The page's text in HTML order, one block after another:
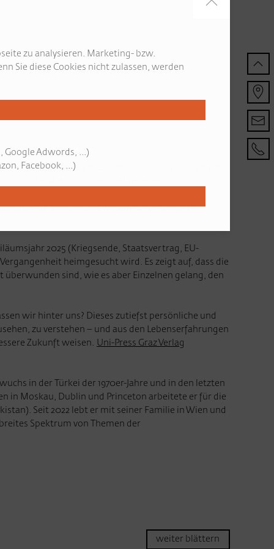
Generationen. Es erzählt von den Narben einer
diese Engführung wird deutlich: Unsere
2025 (Kriegsende, Staatsvertrag, EU-
heimgesucht wird. Es zeigt auf, dass die
sind, wie es aber Einzelnen gelang, den
wir hinter uns? Dieses zutiefst persönliche und
zu verstehen – und aus den Lebenserfahrungen
Zukunft weisen. Uni-Press Graz Verlag
in der Türkei der 1970er-Jahre und in den letzten
in Moskau, Dublin und Princeton arbeitete er für die
Seit 2022 lebt er mit seiner Familie in Wien und
Spektrum von Themen der
weiter blättern
zu analysieren. Marketing- bzw.
Sie diese Cookies nicht zulassen, werden
Google Adwords, ...)
Facebook, ...)